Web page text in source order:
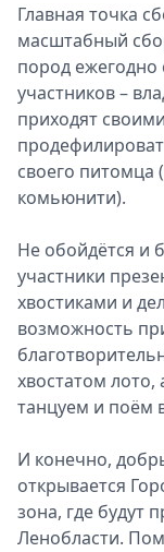
Главная точка
масштабный
пород
участников –
приходят
своего питомца
комьюнити).
Не обойдётся и
участники
хвостиками и
возможность
хвостатом
танцуем и поём
И конечно,
открывается
зона, где будут
Ленобласти.